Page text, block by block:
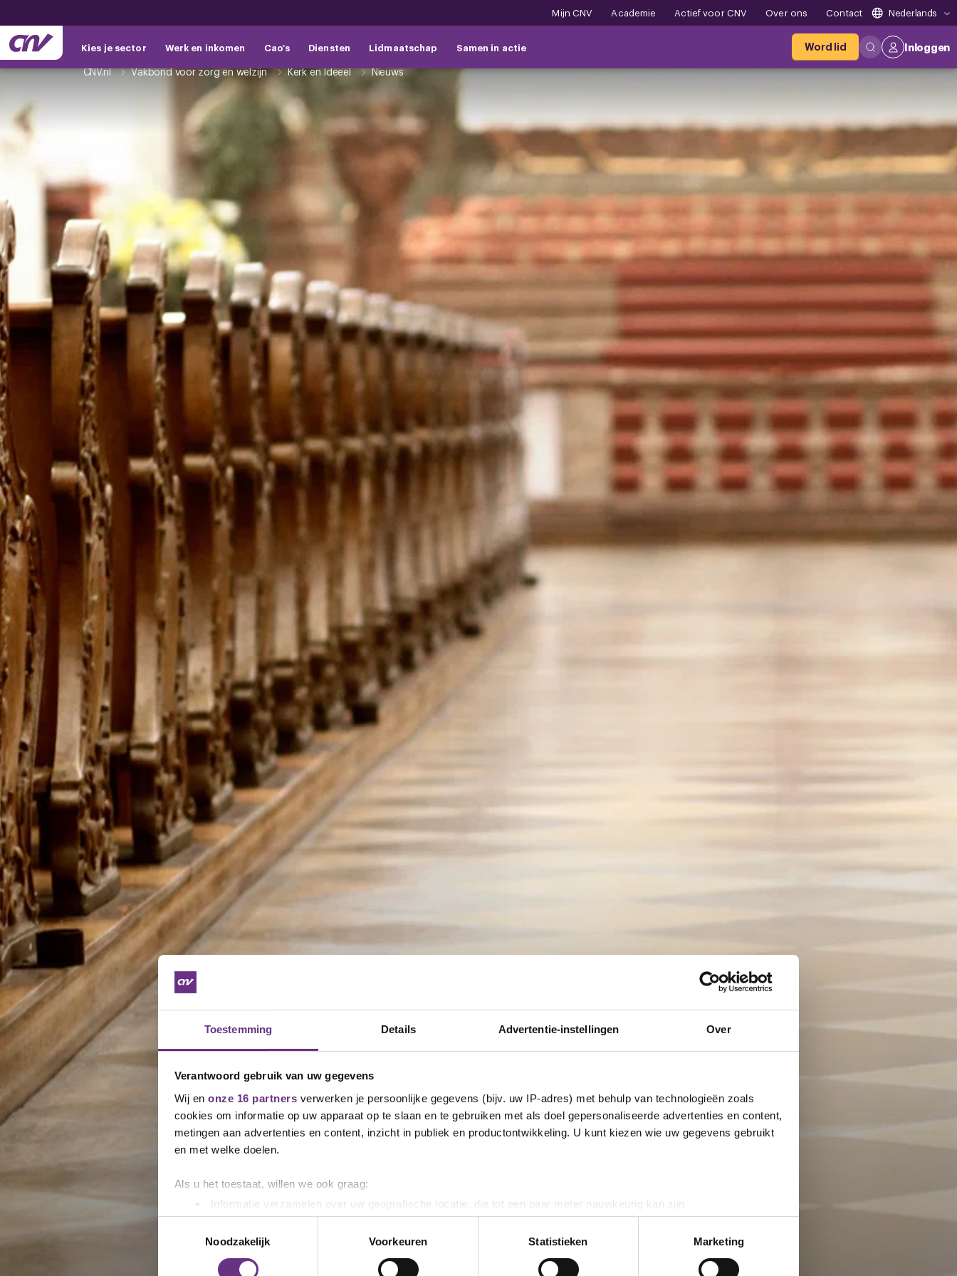
Toestemming Details Advertentie-instellingen Over
Verantwoord gebruik van uw gegevens
Wij en onze 16 partners verwerken je persoonlijke gegevens (bijv. uw IP-adres) met behulp van technologieën zoals
cookies om informatie op uw apparaat op te slaan en te gebruiken met als doel gepersonaliseerde advertenties en content,
metingen aan advertenties en content, inzicht in publiek en productontwikkeling. U kunt kiezen wie uw gegevens gebruikt
en met welke doelen.
Als u het toestaat, willen we ook graag:
Informatie verzamelen over uw geografische locatie, die tot een paar meter nauwkeurig kan zijn
Uw apparaat identificeren door het actief te scannen op specifieke eigenschappen (fingerprinting)
Lees meer over hoe uw persoonlijke gegevens worden verwerkt en stel uw voorkeuren in het
detailgedeeltein. U kunt uw
toestemming op elk moment wijzigen of intrekken in de Cookieverklaring.
Noodzakelijk
Voorkeuren Statistieken Marketing
Mijn CNV Academie Actief voor CNV Over ons Contact Nederlands
Kies je sector Werk en inkomen Cao's Diensten Lidmaatschap Samen in actie Word lid
Inloggen
CNV.nl
Vakbond voor zorg en welzijn Kerk en Ideëel Nieuws